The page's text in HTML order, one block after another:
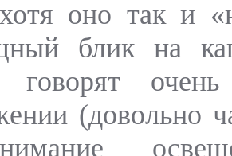
оно так и
блик на
говорят
(довольно